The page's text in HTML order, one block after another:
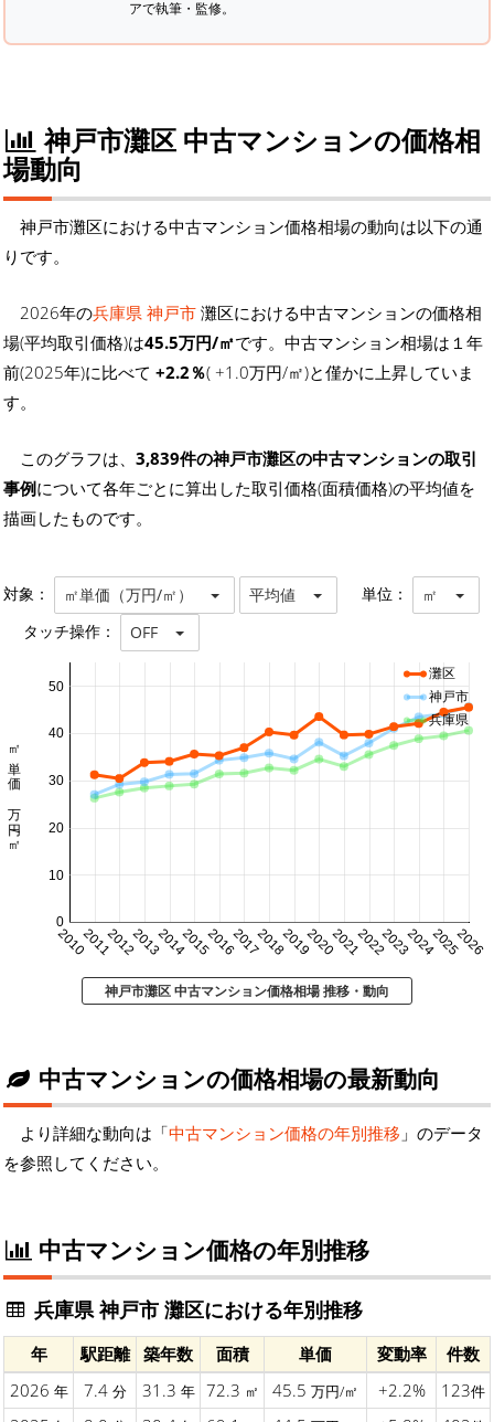
アで執筆・監修。
神戸市灘区 中古マンションの価格相
場動向
神戸市灘区における中古マンション価格相場の動向は以下の通
りです。
2026年の兵庫県 神戸市 灘区における中古マンションの価格相
場(平均取引価格)は45.5万円/㎡です。中古マンション相場は１年
前(2025年)に比べて +2.2％( +1.0万円/㎡)と僅かに上昇していま
す。
このグラフは、 3,839件の神戸市灘区の中古マンションの取引
事例について各年ごとに算出した取引価格(面積価格)の平均値を
描画したものです。
対象： ㎡単価（万円/㎡） 平均値 単位： ㎡
タッチ操作： OFF
20102011201220132014201520162017201820192020202120222023202420252026
0
10
20
30
40
50
㎡単価 万円/㎡
灘区
神戸市
兵庫県
神戸市灘区 中古マンション価格相場 推移・動向
中古マンションの価格相場の最新動向
より詳細な動向は「中古マンション価格の年別推移 」のデータ
を参照してください。
中古マンション価格の年別推移
兵庫県 神戸市 灘区における年別推移
年 駅距離 築年数 面積 単価 変動率
件数
2026 年 7.4 分 31.3 年 72.3 ㎡ 45.5 万円/㎡ +2.2% 123件